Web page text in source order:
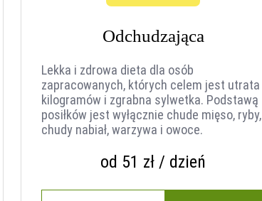
Odchudzająca
Lekka i zdrowa dieta dla osób
zapracowanych, których celem jest utrata
kilogramów i zgrabna sylwetka. Podstawą
posiłków jest wyłącznie chude mięso, ryby,
chudy nabiał, warzywa i owoce.
od 51 zł / dzień